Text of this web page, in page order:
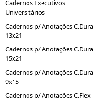
Cadernos Executivos
Universitários
Cadernos p/ Anotações C.Dura
13x21
Cadernos p/ Anotações C.Dura
15x21
Cadernos p/ Anotações C.Dura
9x15
Cadernos p/ Anotações C.Flex